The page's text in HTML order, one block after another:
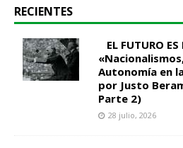
RECIENTES
EL FUTURO
Autonomía en
por Justo
Parte 2)
28 julio, 2026